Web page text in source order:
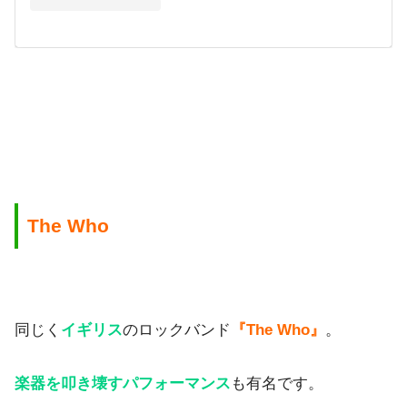
The Who
同じく イギリスのロックバンド 『The Who』 。
楽器を叩き壊すパフォーマンス も有名です。